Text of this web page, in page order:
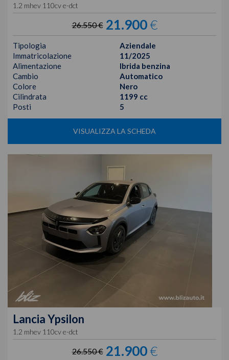
1.2 mhev 110cv e-dct
26.550 € 21.900€
Tipologia
Aziendale
Immatricolazione
11/2025
Alimentazione
Ibrida benzina
Cambio
Automatico
Colore
Nero
Cilindrata
1199 cc
Posti
5
VISUALIZZA LA SCHEDA
LanciaYpsilon
1.2 mhev 110cv e-dct
26.550 € 21.900€